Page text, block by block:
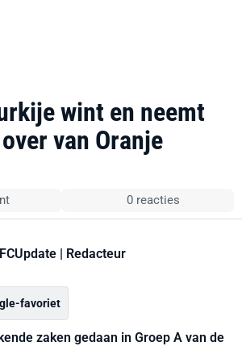
wint en neemt
van Oranje
0 reacties
| Redacteur
favoriet
zaken gedaan in Groep A van de